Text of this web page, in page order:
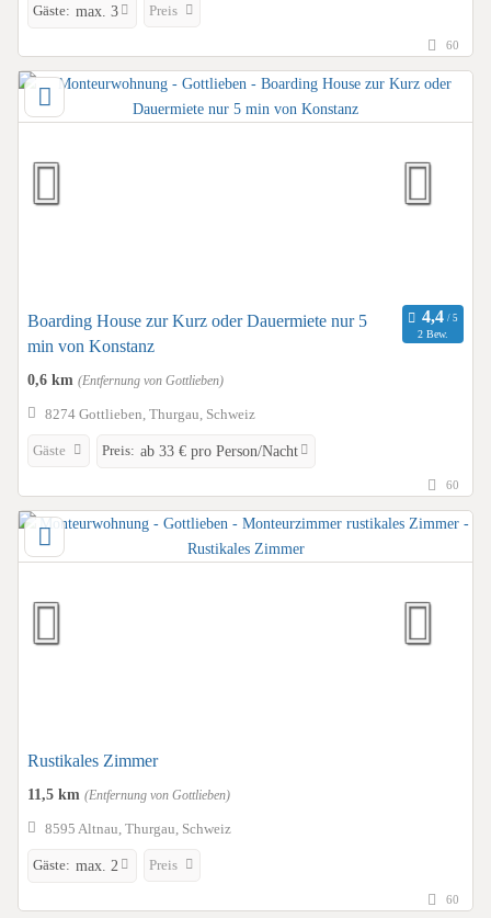
Gäste: max. 3 Preis
60
Boarding House zur Kurz oder Dauermiete nur 5
min von Konstanz
2 Bew.
0,6 km (Entfernung von Gottlieben)
8274 Gottlieben, Thurgau, Schweiz
Gäste Preis: ab 33 € pro Person/Nacht
60
Rustikales Zimmer
11,5 km (Entfernung von Gottlieben)
8595 Altnau, Thurgau, Schweiz
Gäste: max. 2 Preis
60